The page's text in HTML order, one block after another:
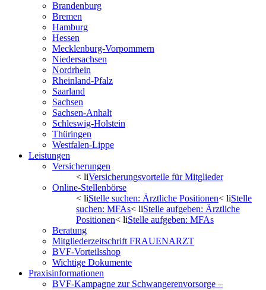
Brandenburg
Bremen
Hamburg
Hessen
Mecklenburg-Vorpommern
Niedersachsen
Nordrhein
Rheinland-Pfalz
Saarland
Sachsen
Sachsen-Anhalt
Schleswig-Holstein
Thüringen
Westfalen-Lippe
Leistungen
Versicherungen
< liVersicherungsvorteile für Mitglieder
Online-Stellenbörse
< liStelle suchen: Ärztliche Positionen< liStelle
suchen: MFAs< liStelle aufgeben: Ärztliche
Positionen< liStelle aufgeben: MFAs
Beratung
Mitgliederzeitschrift FRAUENARZT
BVF-Vorteilsshop
Wichtige Dokumente
Praxisinformationen
BVF-Kampagne zur Schwangerenvorsorge –